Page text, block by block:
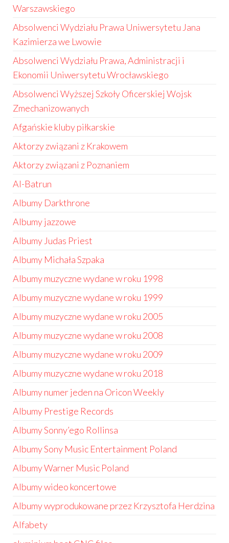
Warszawskiego
Absolwenci Wydziału Prawa Uniwersytetu Jana
Kazimierza we Lwowie
Absolwenci Wydziału Prawa, Administracji i
Ekonomii Uniwersytetu Wrocławskiego
Absolwenci Wyższej Szkoły Oficerskiej Wojsk
Zmechanizowanych
Afgańskie kluby piłkarskie
Aktorzy związani z Krakowem
Aktorzy związani z Poznaniem
Al-Batrun
Albumy Darkthrone
Albumy jazzowe
Albumy Judas Priest
Albumy Michała Szpaka
Albumy muzyczne wydane w roku 1998
Albumy muzyczne wydane w roku 1999
Albumy muzyczne wydane w roku 2005
Albumy muzyczne wydane w roku 2008
Albumy muzyczne wydane w roku 2009
Albumy muzyczne wydane w roku 2018
Albumy numer jeden na Oricon Weekly
Albumy Prestige Records
Albumy Sonny’ego Rollinsa
Albumy Sony Music Entertainment Poland
Albumy Warner Music Poland
Albumy wideo koncertowe
Albumy wyprodukowane przez Krzysztofa Herdzina
Alfabety